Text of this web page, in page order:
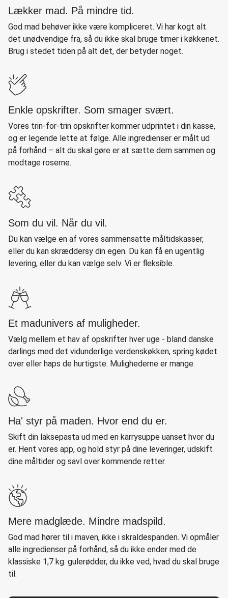
Lækker mad. På mindre tid.
God mad behøver ikke være kompliceret. Vi har kogt alt
det unødvendige fra, så du ikke skal bruge timer i køkkenet.
Brug i stedet tiden på alt det, der betyder noget.
Enkle opskrifter. Som smager svært.
Vores trin-for-trin opskrifter kommer udprintet i din kasse,
og er legende lette at følge. Alle ingredienser er målt ud
på forhånd – alt du skal gøre er at sætte dem sammen og
modtage roserne.
Som du vil. Når du vil.
Du kan vælge en af vores sammensatte måltidskasser,
eller du kan skræddersy din egen. Du kan få en ugentlig
levering, eller du kan vælge selv. Vi er fleksible.
Et madunivers af muligheder.
Vælg mellem et hav af opskrifter hver uge - bland danske
darlings med det vidunderlige verdenskøkken, spring kødet
over eller haps de hurtigste. Mulighederne er mange.
Ha' styr på maden. Hvor end du er.
Skift din laksepasta ud med en karrysuppe uanset hvor du
er. Hent vores app, og hold styr på dine leveringer, udskift
dine måltider og savl over kommende retter.
Mere madglæde. Mindre madspild.
God mad hører til i maven, ikke i skraldespanden. Vi opmåler
alle ingredienser på forhånd, så du ikke ender med de
klassiske 1,7 kg. gulerødder, du ikke ved, hvad du skal bruge
til.